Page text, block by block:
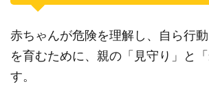
赤ちゃんが危険を理解し、自ら行
を育むために、親の「見守り」と
す。